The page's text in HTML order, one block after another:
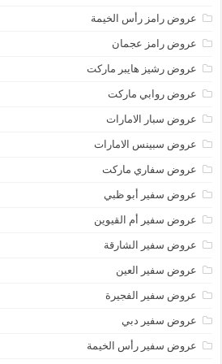
عروض رامز رأس الخيمة
عروض رامز عجمان
عروض رشيز هايبر ماركت
عروض روابي ماركت
عروض سبار الامارات
عروض سبينس الامارات
عروض سفاري ماركت
عروض سفير أبو ظبي
عروض سفير أم القيوين
عروض سفير الشارقة
عروض سفير العين
عروض سفير الفجيرة
عروض سفير دبي
عروض سفير رأس الخيمة